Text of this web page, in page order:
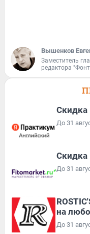
Вышенков
Заместитель
редактора
Скидка
До 31
Скидка
До 31
на
До 31